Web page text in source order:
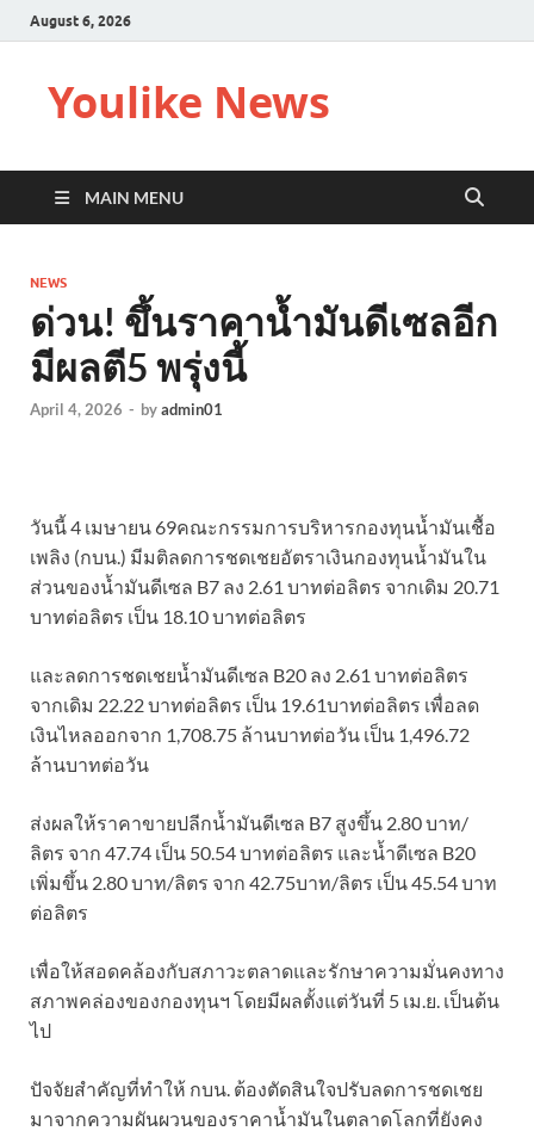
August 6, 2026
Youlike News
MAIN MENU
NEWS
ด่วน! ขึ้นราคาน้ำมันดีเซลอีก
มีผลตี5 พรุ่งนี้
April 4, 2026 - byadmin01
วันนี้ 4 เมษายน 69คณะกรรมการบริหารกองทุนน้ำมันเชื้อ
เพลิง (กบน.) มีมติลดการชดเชยอัตราเงินกองทุนน้ำมันใน
ส่วนของน้ำมันดีเซล B7 ลง 2.61 บาทต่อลิตร จากเดิม 20.71
บาทต่อลิตร เป็น 18.10 บาทต่อลิตร
และลดการชดเชยน้ำมันดีเซล B20 ลง 2.61 บาทต่อลิตร
จากเดิม 22.22 บาทต่อลิตร เป็น 19.61บาทต่อลิตร เพื่อลด
เงินไหลออกจาก 1,708.75 ล้านบาทต่อวัน เป็น 1,496.72
ล้านบาทต่อวัน
ส่งผลให้ราคาขายปลีกน้ำมันดีเซล B7 สูงขึ้น 2.80 บาท/
ลิตร จาก 47.74 เป็น 50.54 บาทต่อลิตร และน้ำดีเซล B20
เพิ่มขึ้น 2.80 บาท/ลิตร จาก 42.75บาท/ลิตร เป็น 45.54 บาท
ต่อลิตร
เพื่อให้สอดคล้องกับสภาวะตลาดและรักษาความมั่นคงทาง
สภาพคล่องของกองทุนฯ โดยมีผลตั้งแต่วันที่ 5 เม.ย. เป็นต้น
ไป
ปัจจัยสำคัญที่ทำให้ กบน. ต้องตัดสินใจปรับลดการชดเชย
มาจากความผันผวนของราคาน้ำมันในตลาดโลกที่ยังคง